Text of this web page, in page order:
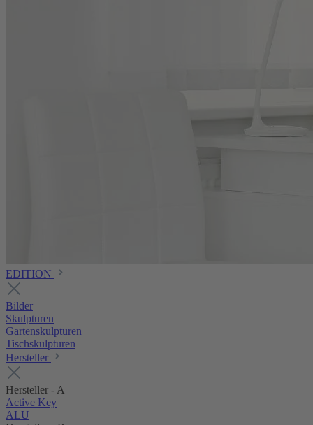
EDITION
Bilder
Skulpturen
Gartenskulpturen
Tischskulpturen
Hersteller
Hersteller - A
Active Key
ALU